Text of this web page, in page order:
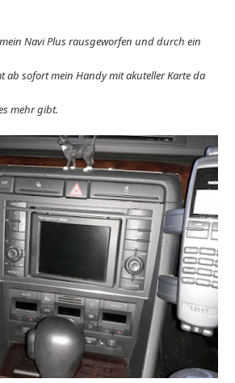
Navi Plus rausgeworfen und durch ein
ab sofort mein Handy mit akuteller Karte da
mehr gibt.